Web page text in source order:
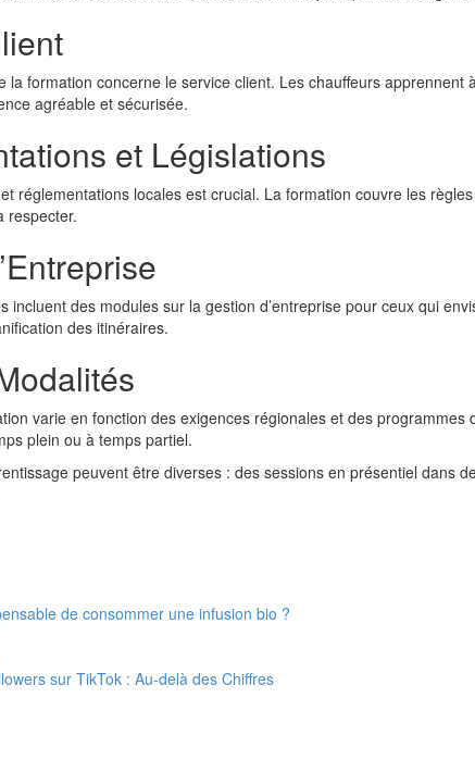
la formation concerne le service client. Les chauffeurs
agréable et sécurisée.
et Législations
réglementations locales est crucial. La formation couvre les
respecter.
incluent des modules sur la gestion d’entreprise pour ceux qui
des itinéraires.
varie en fonction des exigences régionales et des
plein ou à temps partiel.
peuvent être diverses : des sessions en présentiel
de consommer une infusion bio ?
sur TikTok : Au-delà des Chiffres